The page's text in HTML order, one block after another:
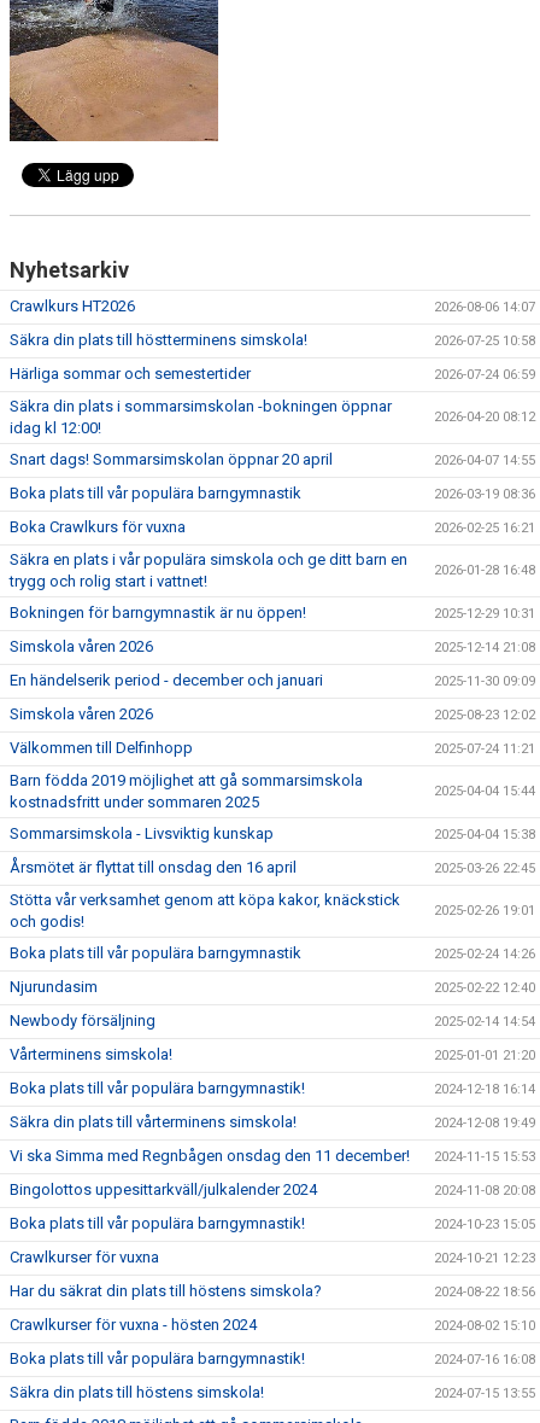
Nyhetsarkiv
Crawlkurs HT2026 2026-08-06 14:07
Säkra din plats till höstterminens simskola! 2026-07-25 10:58
Härliga sommar och semestertider 2026-07-24 06:59
Säkra din plats i sommarsimskolan -bokningen öppnar
idag kl 12:00!
2026-04-20 08:12
Snart dags! Sommarsimskolan öppnar 20 april 2026-04-07 14:55
Boka plats till vår populära barngymnastik 2026-03-19 08:36
Boka Crawlkurs för vuxna 2026-02-25 16:21
Säkra en plats i vår populära simskola och ge ditt barn en
trygg och rolig start i vattnet!
2026-01-28 16:48
Bokningen för barngymnastik är nu öppen! 2025-12-29 10:31
Simskola våren 2026 2025-12-14 21:08
En händelserik period - december och januari 2025-11-30 09:09
Simskola våren 2026 2025-08-23 12:02
Välkommen till Delfinhopp 2025-07-24 11:21
Barn födda 2019 möjlighet att gå sommarsimskola
kostnadsfritt under sommaren 2025
2025-04-04 15:44
Sommarsimskola - Livsviktig kunskap 2025-04-04 15:38
Årsmötet är flyttat till onsdag den 16 april 2025-03-26 22:45
Stötta vår verksamhet genom att köpa kakor, knäckstick
och godis!
2025-02-26 19:01
Boka plats till vår populära barngymnastik 2025-02-24 14:26
Njurundasim 2025-02-22 12:40
Newbody försäljning 2025-02-14 14:54
Vårterminens simskola! 2025-01-01 21:20
Boka plats till vår populära barngymnastik! 2024-12-18 16:14
Säkra din plats till vårterminens simskola! 2024-12-08 19:49
Vi ska Simma med Regnbågen onsdag den 11 december! 2024-11-15 15:53
Bingolottos uppesittarkväll/julkalender 2024 2024-11-08 20:08
Boka plats till vår populära barngymnastik! 2024-10-23 15:05
Crawlkurser för vuxna 2024-10-21 12:23
Har du säkrat din plats till höstens simskola? 2024-08-22 18:56
Crawlkurser för vuxna - hösten 2024 2024-08-02 15:10
Boka plats till vår populära barngymnastik! 2024-07-16 16:08
Säkra din plats till höstens simskola! 2024-07-15 13:55